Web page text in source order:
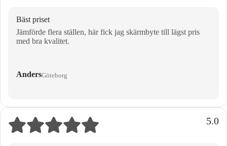
Bäst priset
Jämförde flera ställen, här fick jag skärmbyte till lägst pris
med bra kvalitet.
AndersGöteborg
5.0